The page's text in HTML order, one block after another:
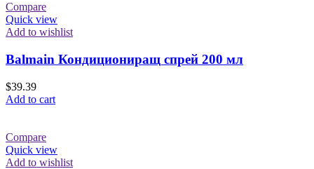
Compare
Quick view
Add to wishlist
Balmain Кондициониращ спрей 200 мл
$39.39
Add to cart
Compare
Quick view
Add to wishlist